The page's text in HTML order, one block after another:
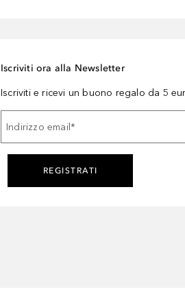
Iscriviti ora alla Newsletter
Iscriviti e ricevi un buono regalo da 5
Indirizzo email *
REGISTRATI